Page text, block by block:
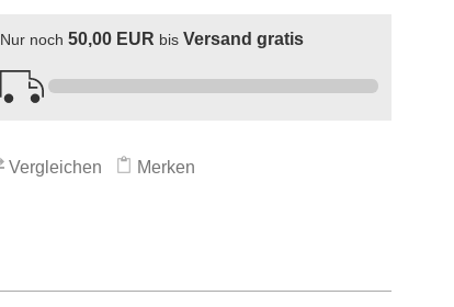
Nur noch 50,00 EUR bis Versand gratis
Vergleichen Merken